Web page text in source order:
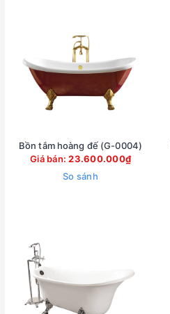
Bồn tắm hoàng đế (G-0004)
Giá bán:23.600.000₫
So sánh